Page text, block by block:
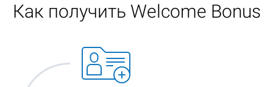
Как получить Welcome Bonus